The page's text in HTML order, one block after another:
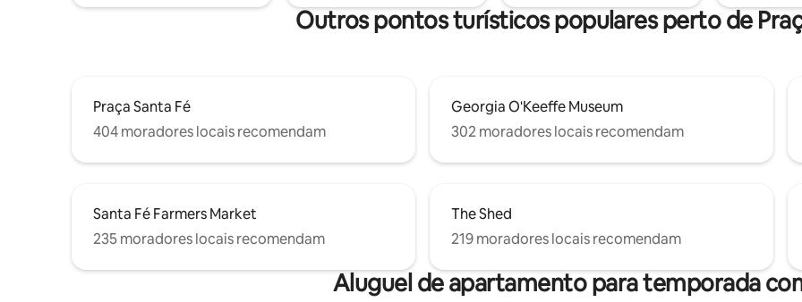
amigável ✨ Perfeito para casais que
buscam um refúgio tranquilo a poucos
comunidade segura.
gratuito da academia El
Outros pontos turísticos populares perto de
Praça Santa Fé
404 moradores locais recomendam
Georgia O'Keeffe Museum
302 moradores locais recomendam
Santa Fé Farmers Market
235 moradores locais recomendam
The Shed
219 moradores locais recomendam
Aluguel de apartamento para temporada